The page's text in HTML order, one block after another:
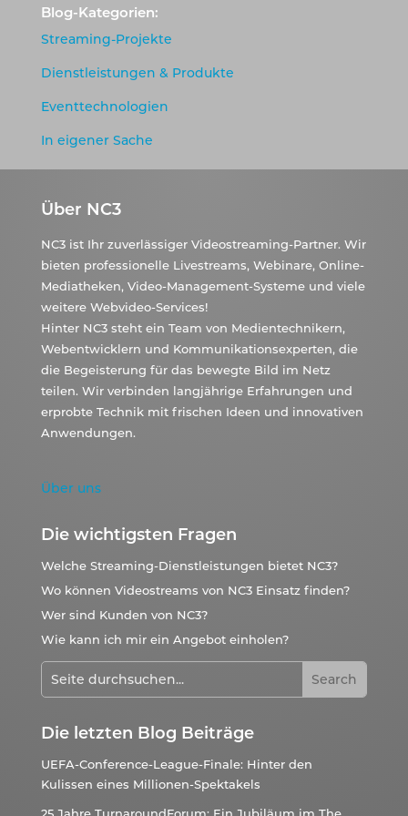
Blog-Kategorien:
Streaming-Projekte
Dienstleistungen & Produkte
Eventtechnologien
In eigener Sache
Über NC3
NC3 ist Ihr zuverlässiger Videostreaming-Partner. Wir
bieten professionelle Livestreams, Webinare, Online-
Mediatheken, Video-Management-Systeme und viele
weitere Webvideo-Services!
Hinter NC3 steht ein Team von Medientechnikern,
Webentwicklern und Kommunikationsexperten, die
die Begeisterung für das bewegte Bild im Netz
teilen. Wir verbinden langjährige Erfahrungen und
erprobte Technik mit frischen Ideen und innovativen
Anwendungen.
Über uns
Die wichtigsten Fragen
Welche Streaming-Dienstleistungen bietet NC3?
Wo können Videostreams von NC3 Einsatz finden?
Wer sind Kunden von NC3?
Wie kann ich mir ein Angebot einholen?
Die letzten Blog Beiträge
UEFA-Conference-League-Finale: Hinter den
Kulissen eines Millionen-Spektakels